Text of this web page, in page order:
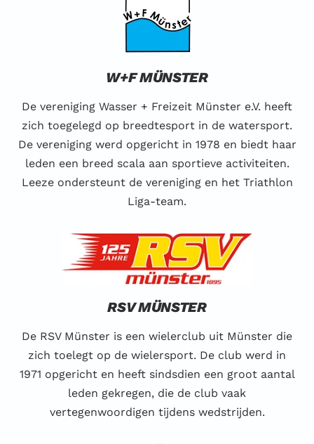
W+F MÜNSTER
De vereniging Wasser + Freizeit Münster e.V. heeft
zich toegelegd op breedtesport in de watersport.
De vereniging werd opgericht in 1978 en biedt haar
leden een breed scala aan sportieve activiteiten.
Leeze ondersteunt de vereniging en het Triathlon
Liga-team.
RSV MÜNSTER
De RSV Münster is een wielerclub uit Münster die
zich toelegt op de wielersport. De club werd in
1971 opgericht en heeft sindsdien een groot aantal
leden gekregen, die de club vaak
vertegenwoordigen tijdens wedstrijden.